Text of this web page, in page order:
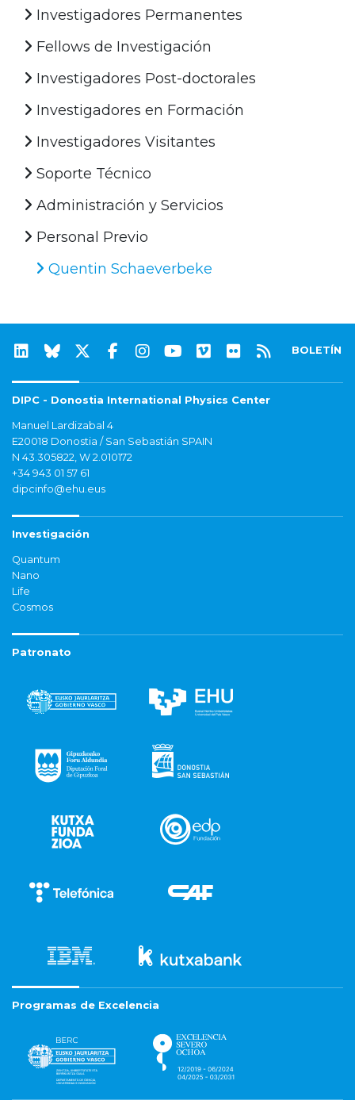
Investigadores Permanentes
Fellows de Investigación
Investigadores Post-doctorales
Investigadores en Formación
Investigadores Visitantes
Soporte Técnico
Administración y Servicios
Personal Previo
Quentin Schaeverbeke
BOLETÍN
DIPC - Donostia International Physics Center
Manuel Lardizabal 4
E20018 Donostia / San Sebastián SPAIN
N 43.305822, W 2.010172
+34 943 01 57 61
dipcinfo@ehu.eus
Investigación
Quantum
Nano
Life
Cosmos
Patronato
Programas de Excelencia